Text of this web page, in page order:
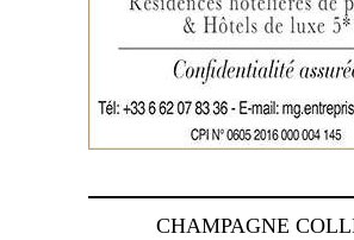
CHAMPAGNE